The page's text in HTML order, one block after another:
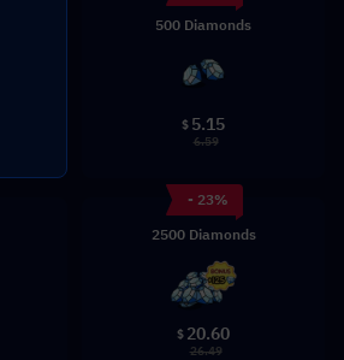
500 Diamonds
$ 5.15
6.59
- 23%
2500 Diamonds
$ 20.60
26.49